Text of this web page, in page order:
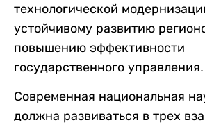
технологической
устойчивому развитию
повышению эффективности
государственного управления.
Современная национальная
должна развиваться в трех